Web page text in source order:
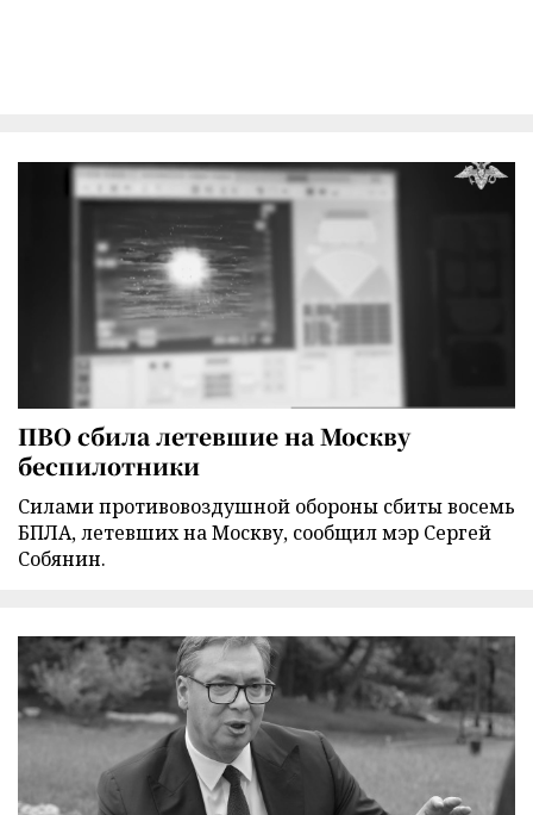
ПВО сбила летевшие на Москву
беспилотники
Силами противовоздушной обороны сбиты восемь
БПЛА, летевших на Москву, сообщил мэр Сергей
Собянин.